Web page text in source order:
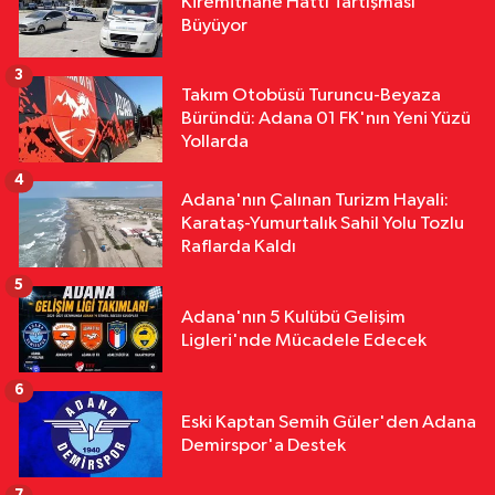
09:56“Damla’nın Fırçası” Resim
Asayiş
09:32Adana Jandarması Silah ve
Büyüyor
Takım Otobüsü Turuncu-Beyaza
Büründü: Adana 01 FK'nın Yeni Yüzü
Yollarda
3
Adana'nın Çalınan Turizm Hayali:
Karataş-Yumurtalık Sahil Yolu Tozlu
Raflarda Kaldı
4
Adana'nın 5 Kulübü Gelişim
Ligleri'nde Mücadele Edecek
5
Eski Kaptan Semih Güler'den Adana
Demirspor'a Destek
6